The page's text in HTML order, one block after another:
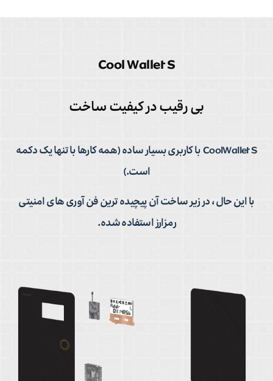
Cool Wallet S
بی رقیب در کیفیت ساخت
CoolWallet S با کاربری بسیار ساده (همه کارها با تنها یک دکمه
است.)
با این حال ، در زیر ساخت آن پیچیده ترین فن آوری های امنیتی
رمزارز استفاده شده.